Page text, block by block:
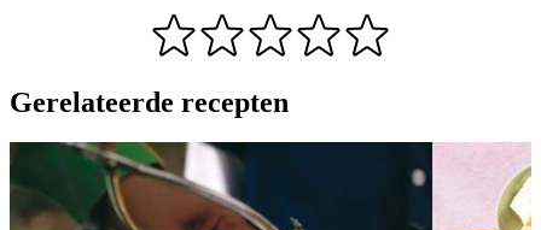
Gerelateerde recepten